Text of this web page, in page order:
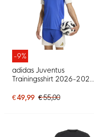
-9%
adidas Juventus
Trainingsshirt 2026-2027
€ 49,99 € 55,00